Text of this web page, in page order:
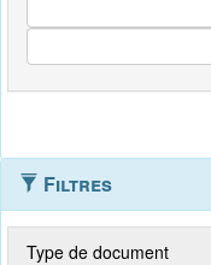
Filtres
Type de document